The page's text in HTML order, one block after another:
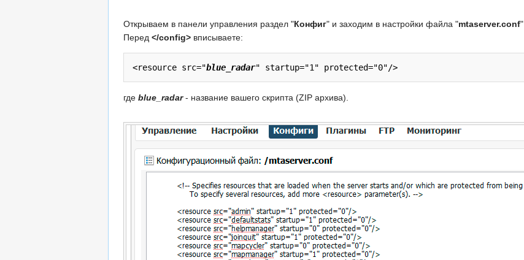
Открываем в панели управления раздел "Конфиг" и заходим в настройки файла "mtaserver.conf"
Перед </config> вписываете:
<resource src="blue_radar
где blue_radar- название вашего скрипта (ZIP архива).